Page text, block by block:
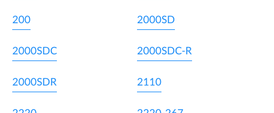
200 2000SD
2000SDC 2000SDC-R
2000SDR 2110